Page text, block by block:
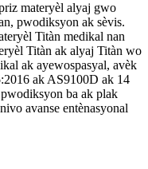
materyèl alyaj gwo
pwodiksyon ak sèvis.
Titàn medikal nan
Titàn ak alyaj Titàn wo
ak ayewospasyal, avèk
ak AS9100D ak 14
ba ak plak
avanse entènasyonal